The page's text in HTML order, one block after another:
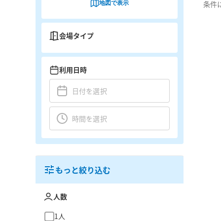
条件
地図で表示
会場タイプ
利用日時
もっと絞り込む
人数
1人